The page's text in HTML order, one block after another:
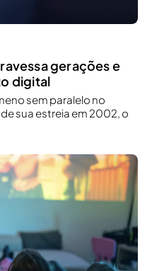
gerações e
digital
sem paralelo no
sua estreia em 2002, o